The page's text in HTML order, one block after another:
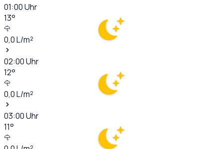
01:00Uhr
13°
0,0L/m²
02:00Uhr
12°
0,0L/m²
03:00Uhr
11°